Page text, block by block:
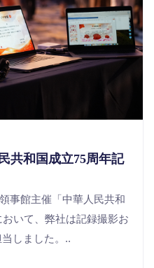
共和国成立75周年記
事館主催「中華人民共和
いて、弊社は記録撮影お
しました。..